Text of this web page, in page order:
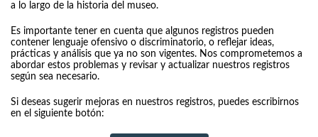
a lo largo de la historia del museo.
Es importante tener en cuenta que algunos registros pueden
contener lenguaje ofensivo o discriminatorio, o reflejar ideas,
prácticas y análisis que ya no son vigentes. Nos comprometemos a
abordar estos problemas y revisar y actualizar nuestros registros
según sea necesario.
Si deseas sugerir mejoras en nuestros registros, puedes escribirnos
en el siguiente botón: